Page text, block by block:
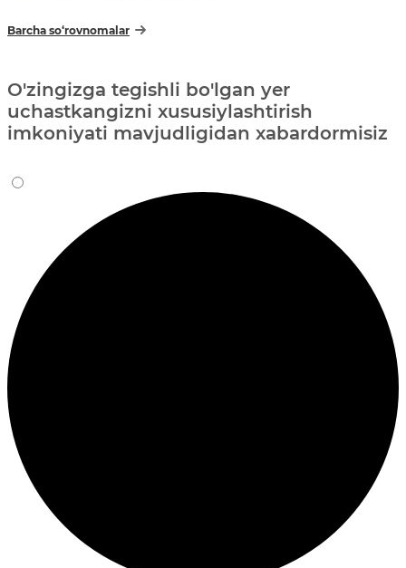
Barcha so‘rovnomalar
O'zingizga tegishli bo'lgan yer
uchastkangizni xususiylashtirish
imkoniyati mavjudligidan xabardormisiz